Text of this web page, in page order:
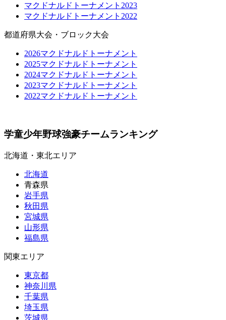
マクドナルドトーナメント2023
マクドナルドトーナメント2022
都道府県大会・ブロック大会
2026マクドナルドトーナメント
2025マクドナルドトーナメント
2024マクドナルドトーナメント
2023マクドナルドトーナメント
2022マクドナルドトーナメント
学童少年野球強豪チームランキング
北海道・東北エリア
北海道
青森県
岩手県
秋田県
宮城県
山形県
福島県
関東エリア
東京都
神奈川県
千葉県
埼玉県
茨城県